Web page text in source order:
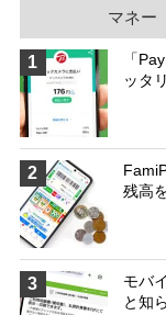
マネー
1
「
ッタ
2
残高
3
モバ
と知